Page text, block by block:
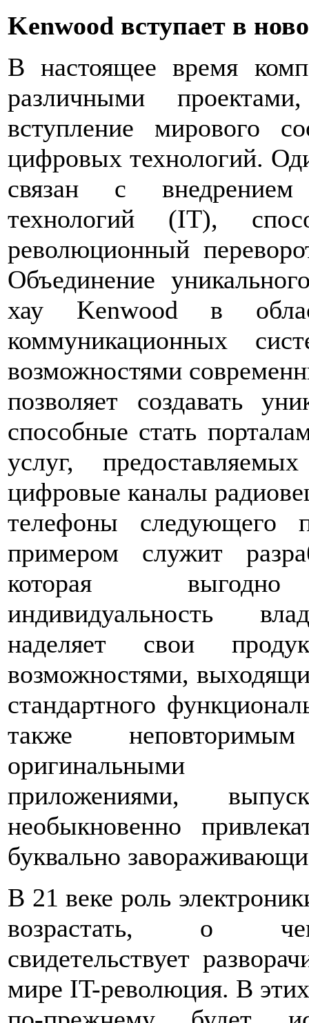
Kenwood вступает в
В настоящее время
различными
вступление мирового
цифровых технологий.
связан с внедрением
технологий (IT),
революционный
Объединение
хау Kenwood в
коммуникационных
возможностями
позволяет создавать
способные стать
услуг,
цифровые каналы
телефоны следующего
примером служит
которая выгодно
индивидуальность
наделяет свои
возможностями,
стандартного
также
оригинальными
приложениями,
необыкновенно
буквально
В 21 веке роль
возрастать, о
свидетельствует
мире IT-революция. В